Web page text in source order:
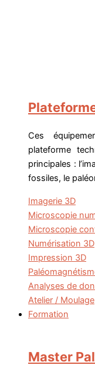
Ces
plateforme
principales :
fossiles, le
Imagerie 3D
Microscopie
Microscopie
Numérisation 3D
Impression 3D
Analyses de
Atelier / Moulage
Formation
Master